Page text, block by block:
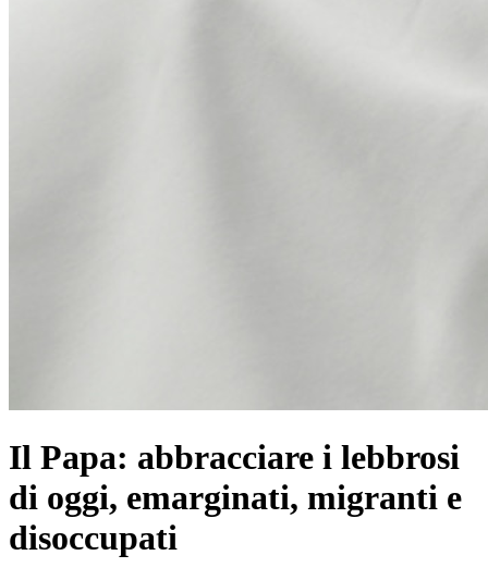
Il Papa: abbracciare i lebbrosi
di oggi, emarginati, migranti e
disoccupati